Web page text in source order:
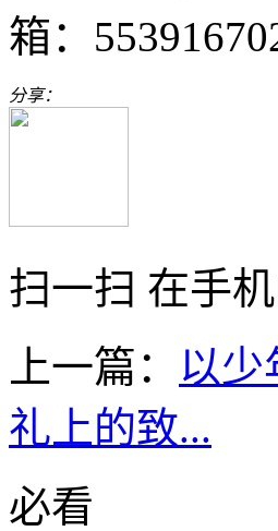
箱：
分享：
扫一扫 在手
上一篇： 以
礼上的致...
必看